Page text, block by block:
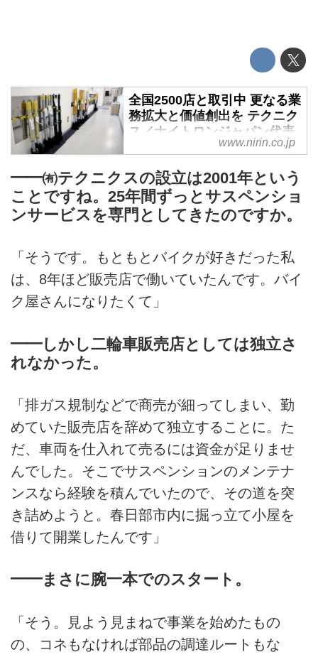
全国2500店と取引中 更なる業
務拡大と価値創出を テクニク
ス／ナイトロンジャパン代表
取締役 井上浩伸氏【前編】
オンロード、オフロード、スーパ
ーモタード、トライアルにフラッ
トトラック……。あらゆる二輪車
に高品質サスペンションサービス
を提供する㈲テクニクス。取り引
きのある二輪車販売店は約2500
店にも上るという。なおかつモト
り出した。そのバイタリティの源
りする。
www.nirin.co.jp
━━㈲テクニクスの設立は2001年という
ことですね。25年間ずっとサスペンショ
ンサービスを専門としてきたのですか。
「そうです。もともとバイクが好きだった私
は、8年ほど販売店で働いていたんです。バイ
ク屋さんになりたくて」
━━しかし二輪車販売店としては独立さ
れなかった。
「排ガス規制などで商売が細ってしまい、勤
めていた販売店を辞めて独立することに。た
だ、車両を仕入れて売るには資金が足りませ
んでした。そこでサスペンションのメンテナ
ンスなら経験を積んでいたので、その道を突
き詰めようと。春日部市内に掘っ立て小屋を
借りて開業したんです」
━━まさに腕一本でのスタート。
「そう。見よう見まねで事業を始めたもの
の、コネもなければ部品の調達ルートもな